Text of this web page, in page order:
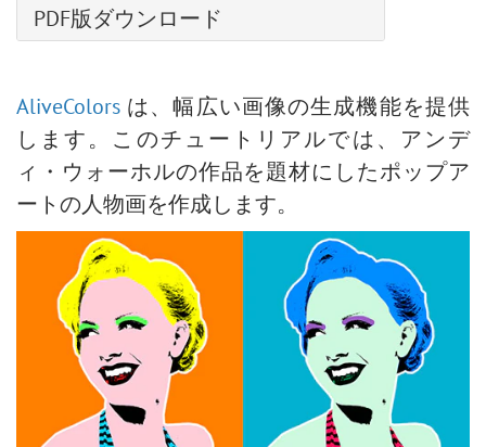
ニューラル フィルター (AI)
インストール方法 (Win)
PDF版ダウンロード
AliveColors は、幅広い画像の生成機能を提供
します。このチュートリアルでは、アンデ
ィ・ウォーホルの作品を題材にしたポップア
ートの人物画を作成します。